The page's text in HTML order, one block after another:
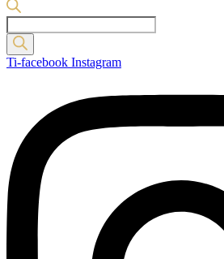
Products
search
Ti-facebook Instagram